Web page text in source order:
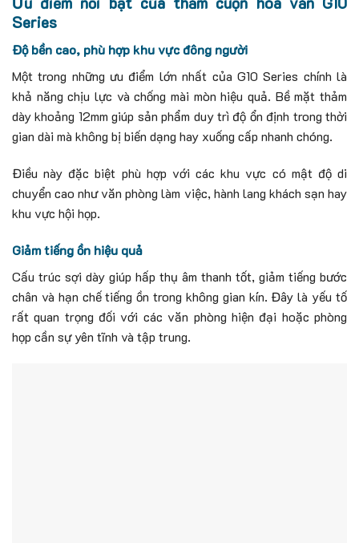
Series
Độ bền cao, phù hợp khu vực đông người
Một trong những ưu điểm lớn nhất của G10 Series chính là
khả năng chịu lực và chống mài mòn hiệu quả. Bề mặt thảm
dày khoảng 12mm giúp sản phẩm duy trì độ ổn định trong thời
gian dài mà không bị biến dạng hay xuống cấp nhanh chóng.
Điều này đặc biệt phù hợp với các khu vực có mật độ di
chuyển cao như văn phòng làm việc, hành lang khách sạn hay
khu vực hội họp.
Giảm tiếng ồn hiệu quả
Cấu trúc sợi dày giúp hấp thụ âm thanh tốt, giảm tiếng bước
chân và hạn chế tiếng ồn trong không gian kín. Đây là yếu tố
rất quan trọng đối với các văn phòng hiện đại hoặc phòng
họp cần sự yên tĩnh và tập trung.